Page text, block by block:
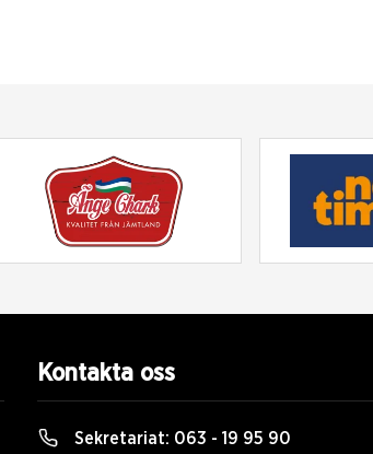
Kontakta oss
Sekretariat: 063 - 19 95 90